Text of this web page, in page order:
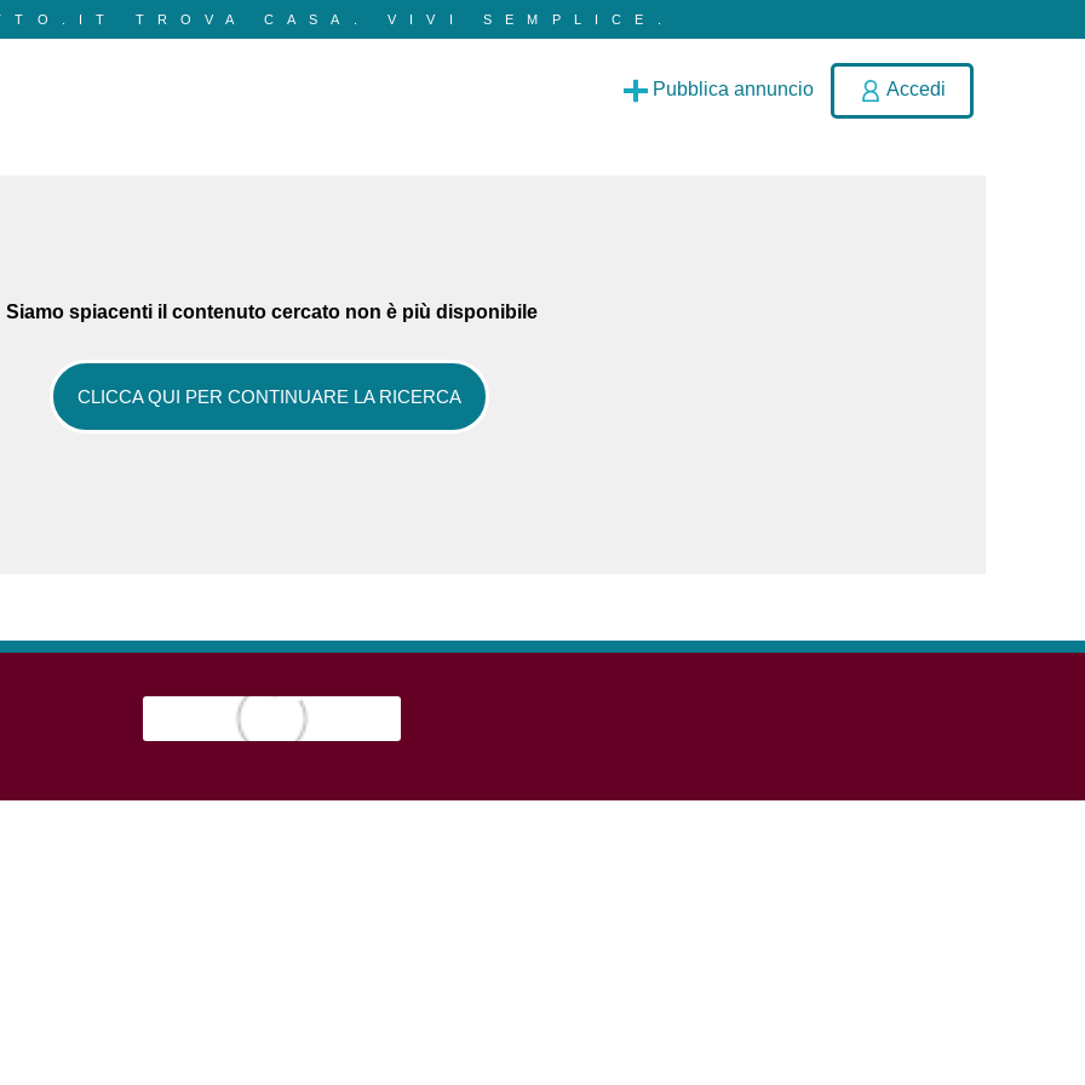
TROVA CASA. VIVI SEMPLICE.
Pubblica annuncio Accedi
Siamo spiacenti il contenuto cercato non è più disponibile
CLICCA QUI PER CONTINUARE LA RICERCA